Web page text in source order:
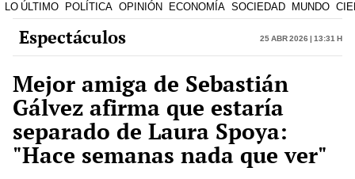
LO ÚLTIMO POLÍTICA OPINIÓN ECONOMÍA SOCIEDAD MUNDO
Espectáculos 25 Abr 2026 | 13:31 h
Mejor amiga de Sebastián
Gálvez afirma que estaría
separado de Laura Spoya:
"Hace semanas nada que ver"